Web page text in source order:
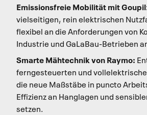
Emissionsfreie Mobilitätmit Goupil
vielseitigen, rein elektrischen
flexibel an die Anforderungen von
Industrie und GaLaBau-Betrieben
Smarte Mähtechnik von Raymo:
ferngesteuerten und
die neue Maßstäbe in puncto
Effizienz an Hanglagen und
setzen.